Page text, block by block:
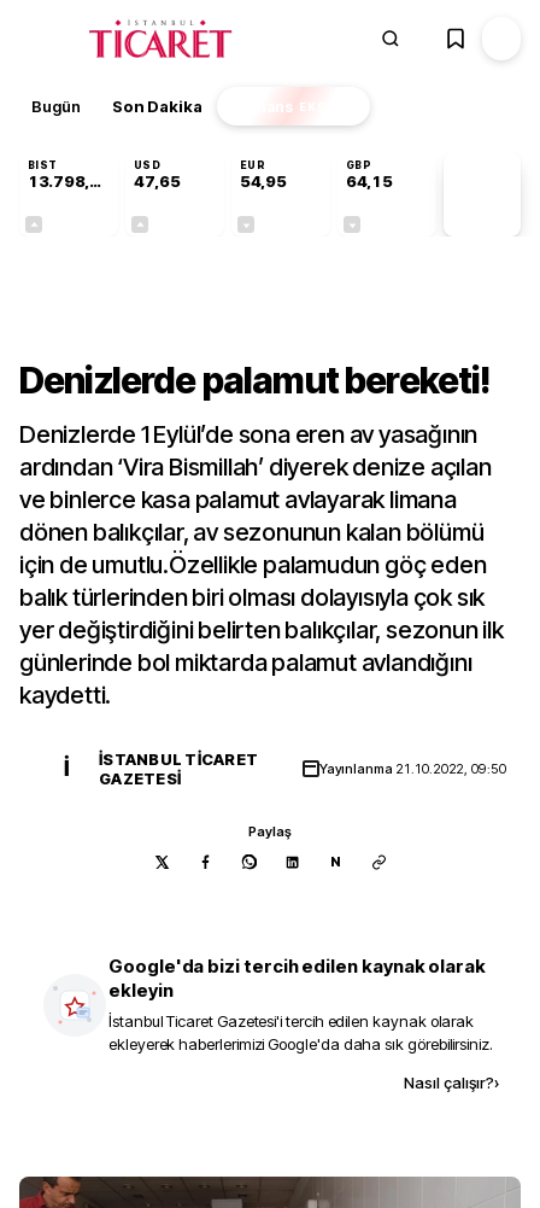
Bugün Son Dakika Finans EKSTRA
BIST
13.798,82
USD
47,65
EUR
54,95
GBP
64,15
Denizlerde palamut bereketi!
Denizlerde 1 Eylül’de sona eren av yasağının
ardından ‘Vira Bismillah’ diyerek denize açılan
ve binlerce kasa palamut avlayarak limana
dönen balıkçılar, av sezonunun kalan bölümü
için de umutlu.Özellikle palamudun göç eden
balık türlerinden biri olması dolayısıyla çok sık
yer değiştirdiğini belirten balıkçılar, sezonun ilk
günlerinde bol miktarda palamut avlandığını
kaydetti.
İ
İSTANBUL TICARET
GAZETESI
Yayınlanma 21.10.2022, 09:50
Paylaş
N
Google'da bizi tercih edilen kaynak olarak
ekleyin
İstanbul Ticaret Gazetesi'i tercih edilen kaynak olarak
ekleyerek haberlerimizi Google'da daha sık görebilirsiniz.
Nasıl çalışır?›